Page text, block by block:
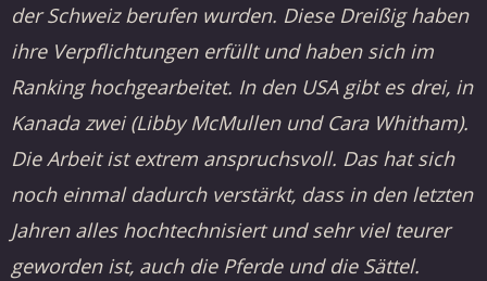
der Schweiz berufen wurden. Diese Dreißig haben
ihre Verpflichtungen erfüllt und haben sich im
Ranking hochgearbeitet. In den USA gibt es drei, in
Kanada zwei (Libby McMullen und Cara Whitham).
Die Arbeit ist extrem anspruchsvoll. Das hat sich
noch einmal dadurch verstärkt, dass in den letzten
Jahren alles hochtechnisiert und sehr viel teurer
geworden ist, auch die Pferde und die Sättel.